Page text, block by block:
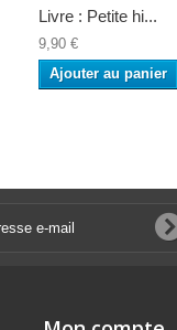
Livre : Petite hi...
9,90 €
Ajouter au panier